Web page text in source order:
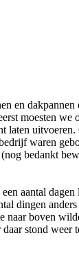
en
moesten
waren
bedankt
aantal
dingen
naar boven
stond